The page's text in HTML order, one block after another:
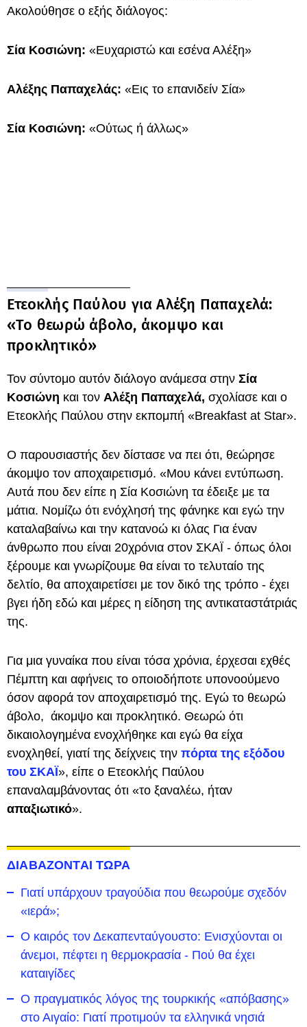
Ακολούθησε ο εξής διάλογος:
Σία Κοσιώνη: «Ευχαριστώ και εσένα Αλέξη»
Αλέξης Παπαχελάς: «Εις το επανιδείν Σία»
Σία Κοσιώνη: «Ούτως ή άλλως»
Ετεοκλής Παύλου για Αλέξη Παπαχελά:
«Το θεωρώ άβολο, άκομψο και
προκλητικό»
Τον σύντομο αυτόν διάλογο ανάμεσα στην Σία
Κοσιώνη και τον Αλέξη Παπαχελά, σχολίασε και ο
Ετεοκλής Παύλου στην εκπομπή «Breakfast at Star».
Ο παρουσιαστής δεν δίστασε να πει ότι, θεώρησε
άκομψο τον αποχαιρετισμό. «Μου κάνει εντύπωση.
Αυτά που δεν είπε η Σία Κοσιώνη τα έδειξε με τα
μάτια. Νομίζω ότι ενόχλησή της φάνηκε και εγώ την
καταλαβαίνω και την κατανοώ κι όλας Για έναν
άνθρωπο που είναι 20χρόνια στον ΣΚΑΪ - όπως όλοι
ξέρουμε και γνωρίζουμε θα είναι το τελυταίο της
δελτίο, θα αποχαιρετίσει με τον δικό της τρόπο - έχει
βγει ήδη εδώ και μέρες η είδηση της αντικαταστάτριάς
της.
Για μια γυναίκα που είναι τόσα χρόνια, έρχεσαι εχθές
Πέμπτη και αφήνεις το οποιοδήποτε υπονοούμενο
όσον αφορά τον αποχαιρετισμό της. Εγώ το θεωρώ
άβολο, άκομψο και προκλητικό. Θεωρώ ότι
δικαιολογημένα ενοχλήθηκε και εγώ θα είχα
ενοχληθεί, γιατί της δείχνεις την πόρτα της εξόδου
του ΣΚΑΪ», είπε ο Ετεοκλής Παύλου
επαναλαμβάνοντας ότι «το ξαναλέω, ήταν
απαξιωτικό».
ΔΙΑΒΑΖΟΝΤΑΙ ΤΩΡΑ
Γιατί υπάρχουν τραγούδια που θεωρούμε σχεδόν
«ιερά»;
Ο καιρός τον Δεκαπενταύγουστο: Ενισχύονται οι
άνεμοι, πέφτει η θερμοκρασία - Πού θα έχει
καταιγίδες
Ο πραγματικός λόγος της τουρκικής «απόβασης»
στο Αιγαίο: Γιατί προτιμούν τα ελληνικά νησιά